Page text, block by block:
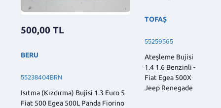
500,00 TL
BERU
55238404BRN
Isıtma (Kızdırma) Bujisi 1.3 Euro 5
Fiat 500 Egea 500L Panda Fiorino
TOFAŞ
55259565
Ateşleme Bujisi
1.4 1.6 Benzinli -
Fiat Egea 500X
Jeep Renegade